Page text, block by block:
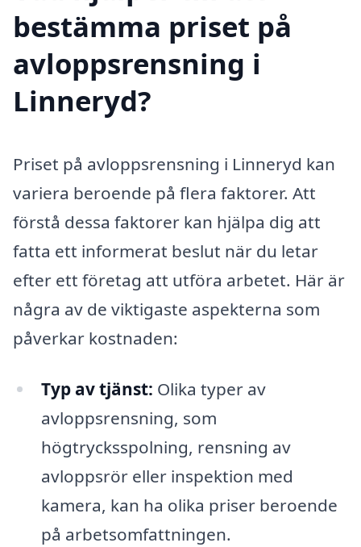
bestämma priset på
avloppsrensning i
Linneryd?
Priset på avloppsrensning i Linneryd kan
variera beroende på flera faktorer. Att
förstå dessa faktorer kan hjälpa dig att
fatta ett informerat beslut när du letar
efter ett företag att utföra arbetet. Här är
några av de viktigaste aspekterna som
påverkar kostnaden:
Typ av tjänst: Olika typer av
avloppsrensning, som
högtrycksspolning, rensning av
avloppsrör eller inspektion med
kamera, kan ha olika priser beroende
på arbetsomfattningen.